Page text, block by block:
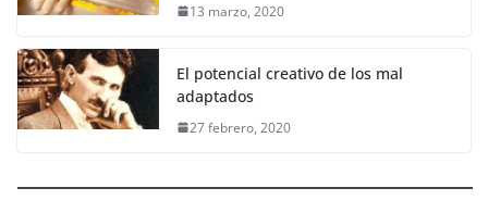
13 marzo, 2020
El potencial creativo de los mal
adaptados
27 febrero, 2020